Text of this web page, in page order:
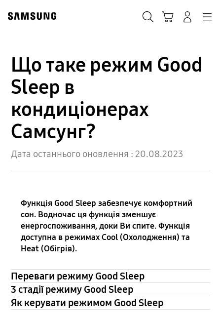
content
Що таке режим Good
Sleep в
кондиціонерах
Самсунг?
Дата останнього оновлення :20.08.2023
Функція Good Sleep забезпечує комфортний
сон. Водночас ця функція зменшує
енергоспоживання, доки Ви спите. Функція
доступна в режимах Cool (Охолодження) та
Heat (Обігрів).
Переваги режиму Good Sleep
3 стадії режиму Good Sleep
Як керувати режимом Good Sleep